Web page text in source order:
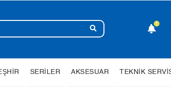
1
SERİLER AKSESUAR TEKNİK